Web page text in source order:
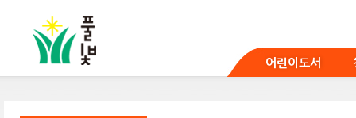
어린이도서